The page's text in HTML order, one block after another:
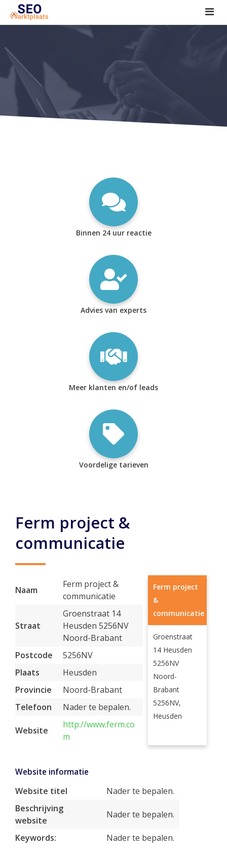
SEO tools reviews
Marketeer bij jou in de buurt?
Offerte
1. Seo voor beginners +
2. Onderzoeken +
Binnen 24 uur reactie
Advies van experts
Meer klanten en/of leads
Voordelige tarieven
Ferm project &
communicatie
Naam
Ferm project &
communicatie
Straat
Groenstraat 14
Heusden 5256NV
Noord-Brabant
Postcode
5256NV
Plaats
Heusden
Provincie
Noord-Brabant
Telefoon
Nader te bepalen.
Website
http://www.ferm.co
m
Ferm project
&
communicatie
Groenstraat
14 Heusden
5256NV
Noord-
Brabant
5256NV,
Heusden
Website informatie
Website titel
Nader te bepalen.
Beschrijving
website
Nader te bepalen.
Keywords: Nader te bepalen.